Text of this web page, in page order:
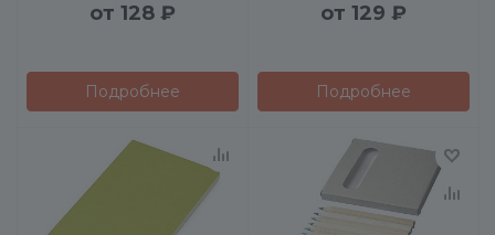
от 128 ₽
Подробнее
от 129 ₽
Подробнее